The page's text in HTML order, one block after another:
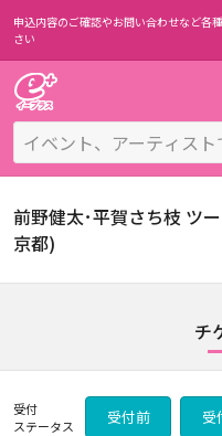
申込内容のご確認やお問い合わせなど各種
さい
前野健太･平賀さち枝 ツ
京都)
チ
受付
ステータス
受付前 受